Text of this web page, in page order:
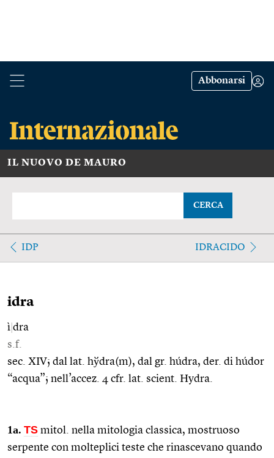
Abbonarsi
IL NUOVO DE MAURO
CERCA
IDP IDRACIDO
idra
ì dra
s.f.
sec. XIV; dal lat. hўdra(m), dal gr. húdra, der. di húdor
“acqua”; nell’accez. 4 cfr. lat. scient. Hydra.
1a. TS mitol. nella mitologia classica, mostruoso
serpente con molteplici teste che rinascevano quando